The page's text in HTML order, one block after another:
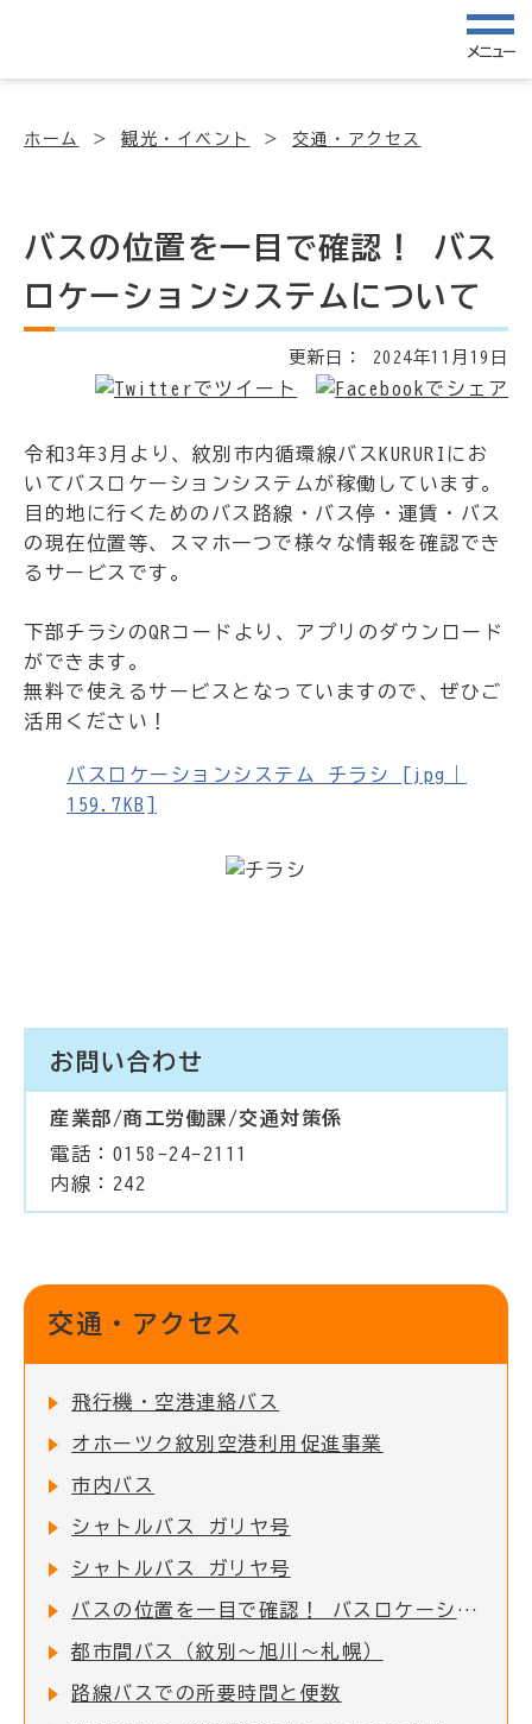
メニュー
ホーム 観光・イベント 交通・アクセス
バスの位置を一目で確認！ バス
ロケーションシステムについて
更新日： 2024年11月19日
令和3年3月より、紋別市内循環線バスKURURIにお
いてバスロケーションシステムが稼働しています。
目的地に行くためのバス路線・バス停・運賃・バス
の現在位置等、スマホ一つで様々な情報を確認でき
るサービスです。
下部チラシのQRコードより、アプリのダウンロード
ができます。
無料で使えるサービスとなっていますので、ぜひご
活用ください！
バスロケーションシステム チラシ [jpg｜
159.7KB]
お問い合わせ
産業部/商工労働課/交通対策係
電話：0158-24-2111
内線：242
交通・アクセス
飛行機・空港連絡バス
オホーツク紋別空港利用促進事業
市内バス
シャトルバス ガリヤ号
シャトルバス ガリヤ号
バスの位置を一目で確認！ バスロケーションシステムについて
都市間バス（紋別～旭川～札幌）
路線バスでの所要時間と便数